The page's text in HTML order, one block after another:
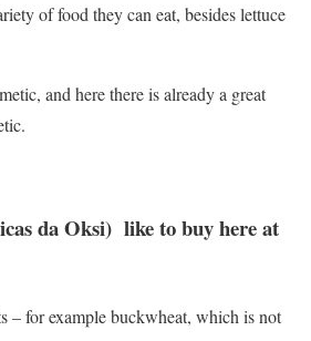
of food they can eat, besides lettuce
and here there is already a great
da Oksi) like to buy here at
– for example buckwheat, which is not